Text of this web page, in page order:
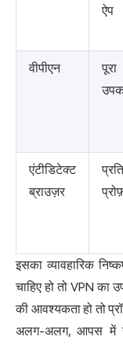
ऐप
वीपीएन
पूरा
एंटीडिटेक्ट
ब्राउज़र
प्रति
इसका व्यावहारिक
चाहिए हो तो VPN
की आवश्यकता हो तो
अलग-अलग, आपस में न